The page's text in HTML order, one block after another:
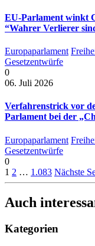
EU-Parlament winkt
“Wahrer Verlierer
Europaparlament
Gesetzentwürfe
0
06. Juli 2026
Verfahrenstrick vor
Parlament bei der
Europaparlament
Gesetzentwürfe
0
1 2 … 1.083 Nächste
Auch
Kategorien